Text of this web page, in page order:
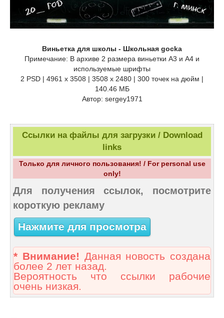
Виньетка для школы - Школьная gocka
Примечание: В архиве 2 размера виньетки А3 и А4 и
используемые шрифты
2 PSD | 4961 x 3508 | 3508 x 2480 | 300 точек на дюйм |
140.46 МБ
Автор: sergey1971
Ссылки на файлы для загрузки / Download
links
Только для личного пользования! / For personal use
only!
Для получения ссылок, посмотрите
короткую рекламу
Нажмите для просмотра
* Внимание! Данная новость создана
более 2 лет назад.
Вероятность что ссылки рабочие
очень низкая.